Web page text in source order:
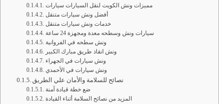
مميزات ونش الكويت لنقل السيارات سيارات
أفضل ونش سيارات متنقل
خدمات ونش سيارات متنقل
سيارات ونش وسطحه معدة ومجهزة 24 ساعة
ونش سطحه في الفروانية
ونش انقاذ طريق مبارك الكبير
ونش سيارات في الجهراء
ونش سيارات في الأحمدي
نصائح للسلامة والأمان علي الطريق
ضع خطة قيادة آمنة
المزيد من نصائح السلامة أثناء القيادة